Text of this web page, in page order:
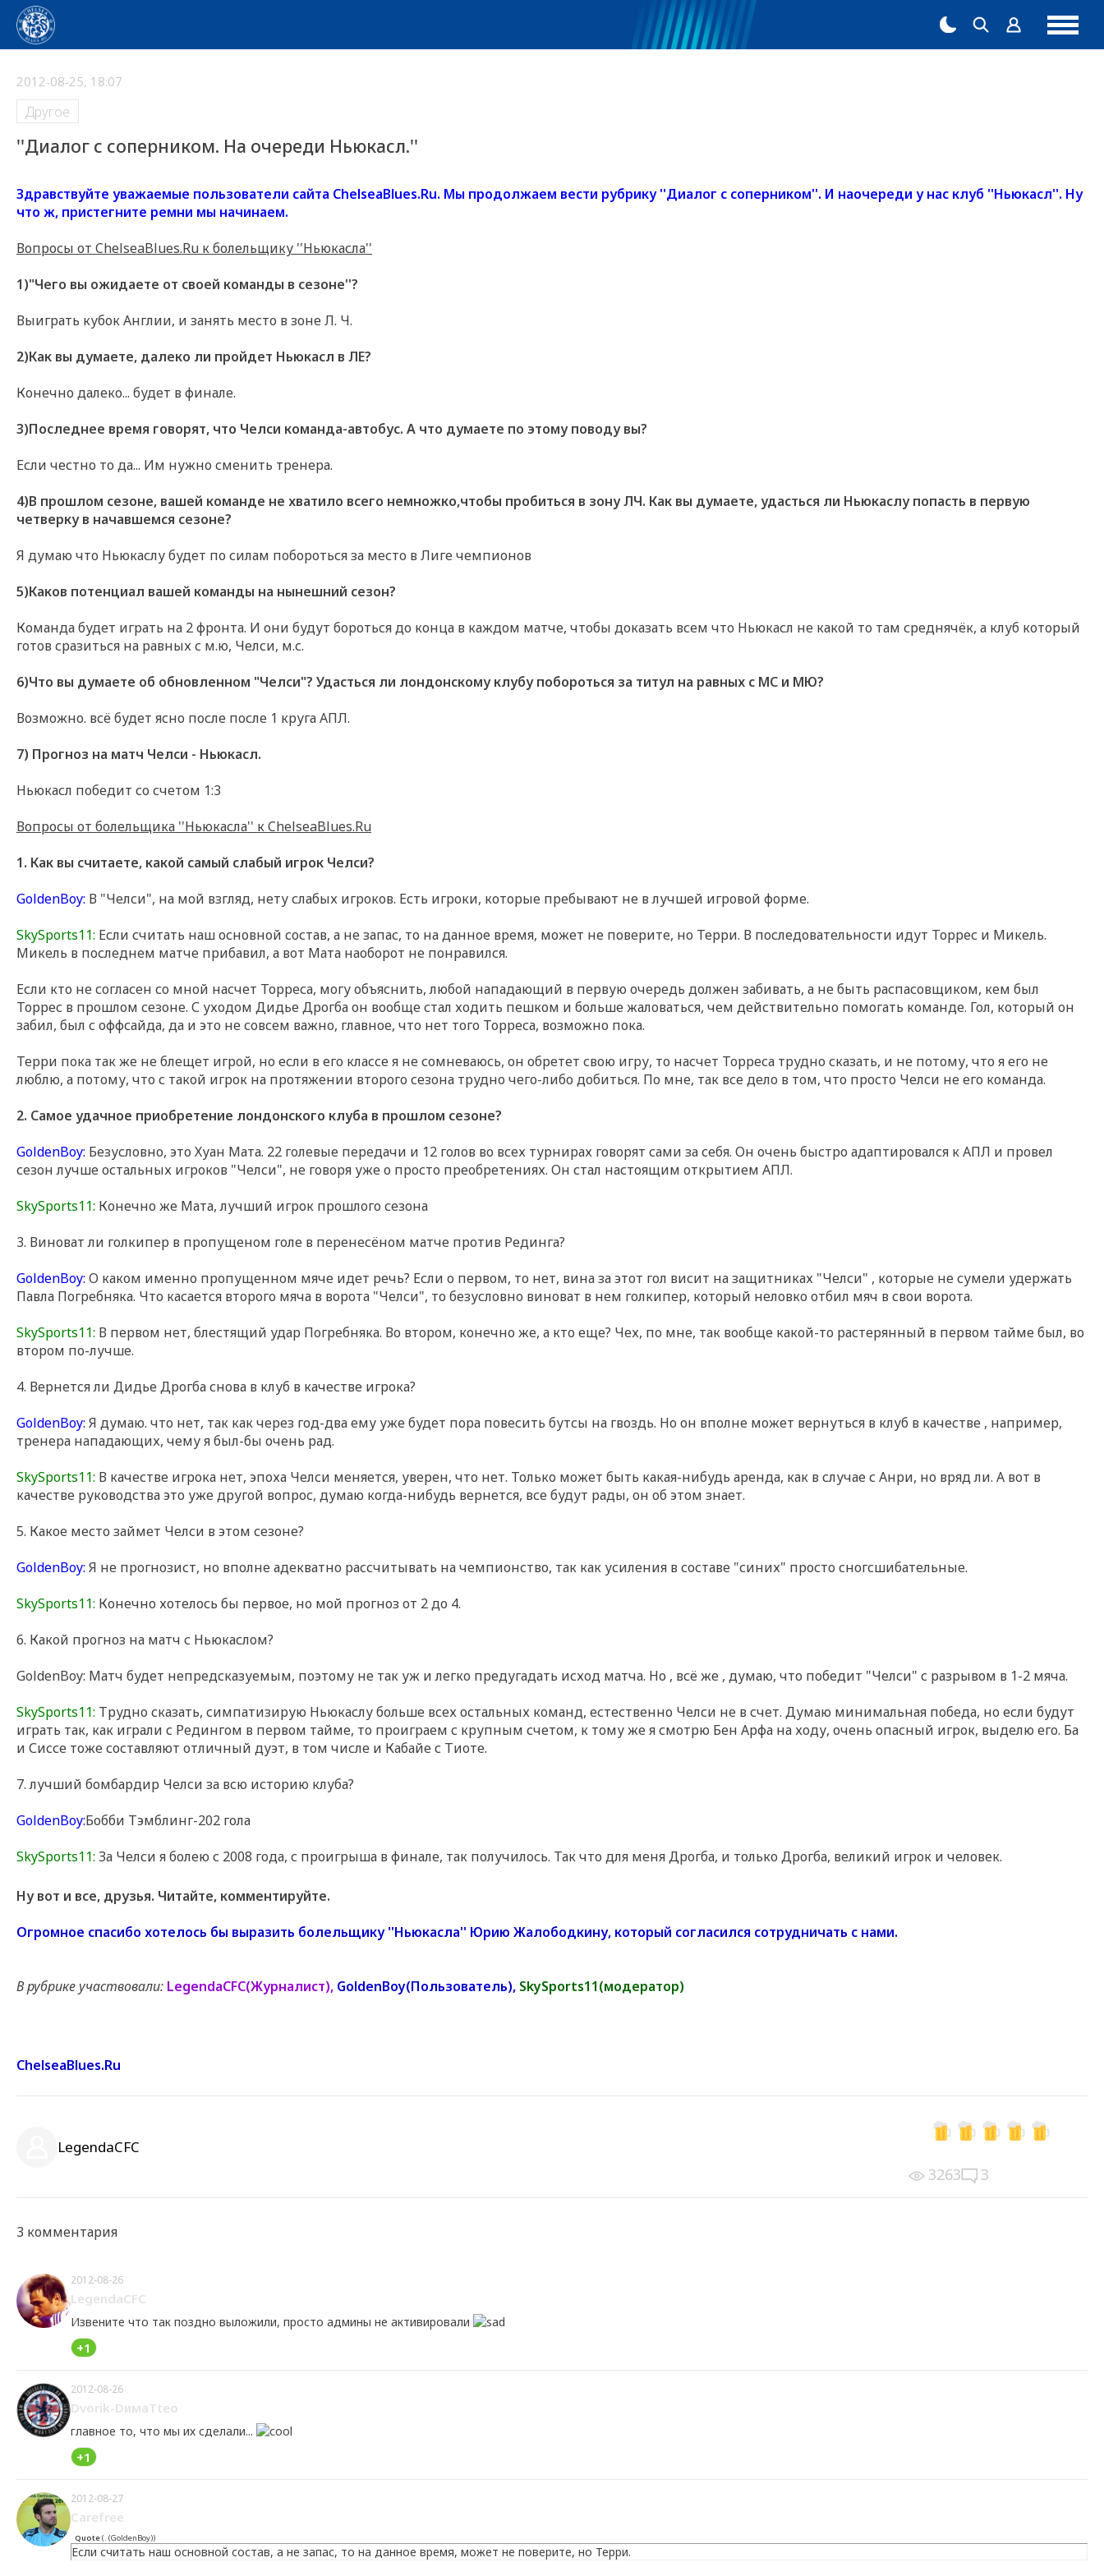
2012-08-25, 18:07
Другое
''Диалог с соперником. На очереди Ньюкасл.''
Здравствуйте уважаемые пользователи сайта ChelseaBlues.Ru. Мы продолжаем вести рубрику ''Диалог с соперником''. И наочереди у нас клуб ''Ньюкасл''. Ну
что ж, пристегните ремни мы начинаем.
Вопросы от ChelseaBlues.Ru к болельщику ''Ньюкасла''
1)"Чего вы ожидаете от своей команды в сезоне''?
Выиграть кубок Англии, и занять место в зоне Л. Ч.
2)Как вы думаете, далеко ли пройдет Ньюкасл в ЛЕ?
Конечно далеко... будет в финале.
3)Последнее время говорят, что Челси команда-автобус. А что думаете по этому поводу вы?
Если честно то да... Им нужно сменить тренера.
4)В прошлом сезоне, вашей команде не хватило всего немножко,чтобы пробиться в зону ЛЧ. Как вы думаете, удасться ли Ньюкаслу попасть в первую
четверку в начавшемся сезоне?
Я думаю что Ньюкаслу будет по силам побороться за место в Лиге чемпионов
5)Каков потенциал вашей команды на нынешний сезон?
Команда будет играть на 2 фронта. И они будут бороться до конца в каждом матче, чтобы доказать всем что Ньюкасл не какой то там среднячёк, а клуб который
готов сразиться на равных с м.ю, Челси, м.с.
6)Что вы думаете об обновленном "Челси"? Удасться ли лондонскому клубу побороться за титул на равных с МС и МЮ?
Возможно. всё будет ясно после после 1 круга АПЛ.
7) Прогноз на матч Челси - Ньюкасл.
Ньюкасл победит со счетом 1:3
Вопросы от болельщика ''Ньюкасла'' к ChelseaBlues.Ru
1. Как вы считаете, какой самый слабый игрок Челси?
GoldenBoy: В "Челси", на мой взгляд, нету слабых игроков. Есть игроки, которые пребывают не в лучшей игровой форме.
SkySports11: Если считать наш основной состав, а не запас, то на данное время, может не поверите, но Терри. В последовательности идут Торрес и Микель.
Микель в последнем матче прибавил, а вот Мата наоборот не понравился.
Если кто не согласен со мной насчет Торреса, могу объяснить, любой нападающий в первую очередь должен забивать, а не быть распасовщиком, кем был
Торрес в прошлом сезоне. С уходом Дидье Дрогба он вообще стал ходить пешком и больше жаловаться, чем действительно помогать команде. Гол, который он
забил, был с оффсайда, да и это не совсем важно, главное, что нет того Торреса, возможно пока.
Терри пока так же не блещет игрой, но если в его классе я не сомневаюсь, он обретет свою игру, то насчет Торреса трудно сказать, и не потому, что я его не
люблю, а потому, что с такой игрок на протяжении второго сезона трудно чего-либо добиться. По мне, так все дело в том, что просто Челси не его команда.
2. Самое удачное приобретение лондонского клуба в прошлом сезоне?
GoldenBoy: Безусловно, это Хуан Мата. 22 голевые передачи и 12 голов во всех турнирах говорят сами за себя. Он очень быстро адаптировался к АПЛ и провел
сезон лучше остальных игроков "Челси", не говоря уже о просто преобретениях. Он стал настоящим открытием АПЛ.
SkySports11: Конечно же Мата, лучший игрок прошлого сезона
3. Виноват ли голкипер в пропущеном голе в перенесёном матче против Рединга?
GoldenBoy: О каком именно пропущенном мяче идет речь? Если о первом, то нет, вина за этот гол висит на защитниках "Челси" , которые не сумели удержать
Павла Погребняка. Что касается второго мяча в ворота "Челси", то безусловно виноват в нем голкипер, который неловко отбил мяч в свои ворота.
SkySports11: В первом нет, блестящий удар Погребняка. Во втором, конечно же, а кто еще? Чех, по мне, так вообще какой-то растерянный в первом тайме был, во
втором по-лучше.
4. Вернется ли Дидье Дрогба снова в клуб в качестве игрока?
GoldenBoy: Я думаю. что нет, так как через год-два ему уже будет пора повесить бутсы на гвоздь. Но он вполне может вернуться в клуб в качестве , например,
тренера нападающих, чему я был-бы очень рад.
SkySports11: В качестве игрока нет, эпоха Челси меняется, уверен, что нет. Только может быть какая-нибудь аренда, как в случае с Анри, но вряд ли. А вот в
качестве руководства это уже другой вопрос, думаю когда-нибудь вернется, все будут рады, он об этом знает.
5. Какое место займет Челси в этом сезоне?
GoldenBoy: Я не прогнозист, но вполне адекватно рассчитывать на чемпионство, так как усиления в составе "синих" просто сногсшибательные.
SkySports11: Конечно хотелось бы первое, но мой прогноз от 2 до 4.
6. Какой прогноз на матч с Ньюкаслом?
GoldenBoy: Матч будет непредсказуемым, поэтому не так уж и легко предугадать исход матча. Но , всё же , думаю, что победит "Челси" с разрывом в 1-2 мяча.
SkySports11: Трудно сказать, симпатизирую Ньюкаслу больше всех остальных команд, естественно Челси не в счет. Думаю минимальная победа, но если будут
играть так, как играли с Редингом в первом тайме, то проиграем с крупным счетом, к тому же я смотрю Бен Арфа на ходу, очень опасный игрок, выделю его. Ба
и Сиссе тоже составляют отличный дуэт, в том числе и Кабайе с Тиоте.
7. лучший бомбардир Челси за всю историю клуба?
GoldenBoy:Бобби Тэмблинг-202 гола
SkySports11: За Челси я болею с 2008 года, с проигрыша в финале, так получилось. Так что для меня Дрогба, и только Дрогба, великий игрок и человек.
Ну вот и все, друзья. Читайте, комментируйте.
Огромное спасибо хотелось бы выразить болельщику ''Ньюкасла'' Юрию Жалободкину, который согласился сотрудничать с нами.
В рубрике участвовали: LegendaCFC(Журналист), GoldenBoy(Пользователь), SkySports11(модератор)
ChelseaBlues.Ru
LegendaCFC
3263 3
3 комментария
2012-08-26
LegendaCFC
Извените что так поздно выложили, просто админы не активировали
+1
2012-08-26
Dvorik-DимаTteo
главное то, что мы их сделали...
+1
2012-08-27
Carefrее
Quote(. (GoldenBoy))
Если считать наш основной состав, а не запас, то на данное время, может не поверите, но Терри.